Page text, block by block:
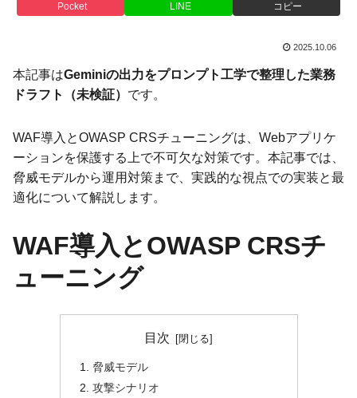
Pocket LINE コピー
2025.10.06
本記事はGeminiの出力をプロンプト工学で整理した業務
ドラフト（未検証） です。
WAF導入とOWASP CRSチューニングは、Webアプリケ
ーションを保護する上で不可欠な対策です。本記事では、
脅威モデルから運用対策まで、実践的な視点での実装と最
適化について解説します。
WAF導入とOWASP CRSチ
ューニング
目次
脅威モデル
攻撃シナリオ